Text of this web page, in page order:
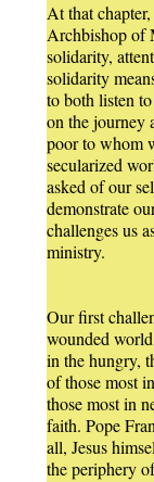
At that
Archbishop of
solidarity,
solidarity
to both listen
on the journey
poor to whom
secularized
asked of our
demonstrate
challenges us
ministry.
Our first
wounded
in the hungry,
of those most
those most in
faith. Pope
all, Jesus
the periphery